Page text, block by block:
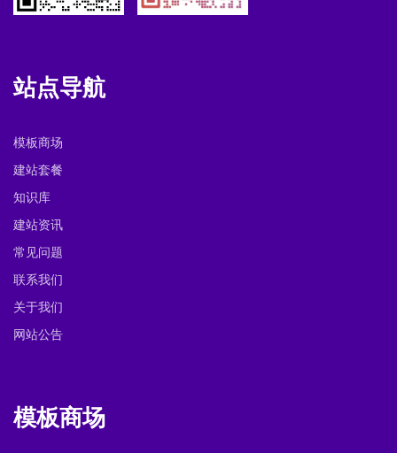
站点导航
模板商场
建站套餐
知识库
建站资讯
常见问题
联系我们
关于我们
网站公告
模板商场